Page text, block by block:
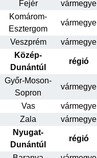
Fejér vármegye
Komárom-
Esztergom
vármegye
Veszprém vármegye
Közép-
Dunántúl
régió
Győr-Moson-
Sopron
vármegye
Vas vármegye
Zala
vármegye
Nyugat-
Dunántúl
régió